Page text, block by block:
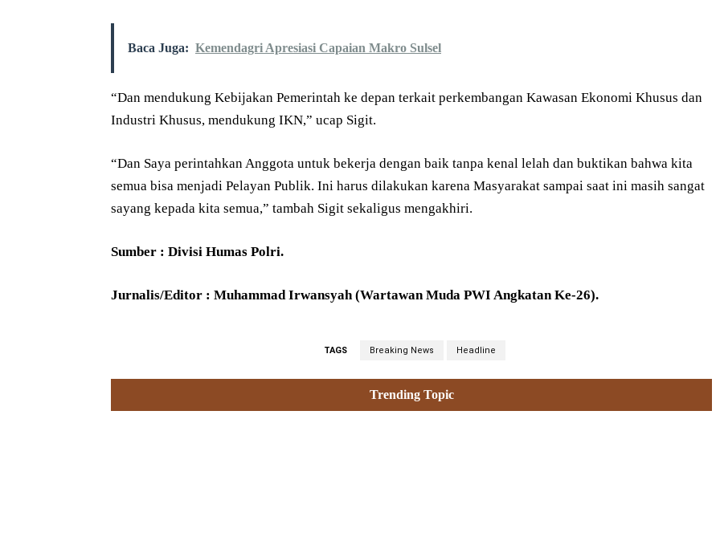
Baca Juga: Kemendagri Apresiasi Capaian Makro Sulsel
“Dan mendukung Kebijakan Pemerintah ke depan terkait perkembangan Kawasan Ekonomi Khusus dan
Industri Khusus, mendukung IKN,” ucap Sigit.
“Dan Saya perintahkan Anggota untuk bekerja dengan baik tanpa kenal lelah dan buktikan bahwa kita
semua bisa menjadi Pelayan Publik. Ini harus dilakukan karena Masyarakat sampai saat ini masih sangat
sayang kepada kita semua,” tambah Sigit sekaligus mengakhiri.
Sumber : Divisi Humas Polri.
Jurnalis/Editor : Muhammad Irwansyah (Wartawan Muda PWI Angkatan Ke-26).
TAGS Breaking News Headline
Trending Topic